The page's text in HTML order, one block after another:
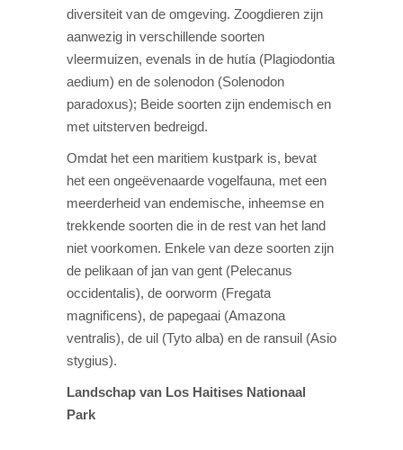
diversiteit van de omgeving. Zoogdieren zijn
aanwezig in verschillende soorten
vleermuizen, evenals in de hutía (Plagiodontia
aedium) en de solenodon (Solenodon
paradoxus); Beide soorten zijn endemisch en
met uitsterven bedreigd.
Omdat het een maritiem kustpark is, bevat
het een ongeëvenaarde vogelfauna, met een
meerderheid van endemische, inheemse en
trekkende soorten die in de rest van het land
niet voorkomen. Enkele van deze soorten zijn
de pelikaan of jan van gent (Pelecanus
occidentalis), de oorworm (Fregata
magnificens), de papegaai (Amazona
ventralis), de uil (Tyto alba) en de ransuil (Asio
stygius).
Landschap van Los Haitises Nationaal
Park